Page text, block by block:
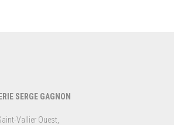
SERGE GAGNON
Vallier Ouest,